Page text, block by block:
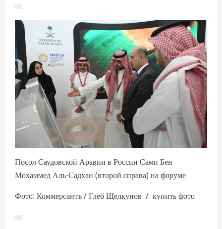
Посол Саудовской Аравии в России Сами Бен
Мохаммед Аль-Садхан (второй справа) на форуме
Фото: Коммерсантъ / Глеб Щелкунов / купить фото